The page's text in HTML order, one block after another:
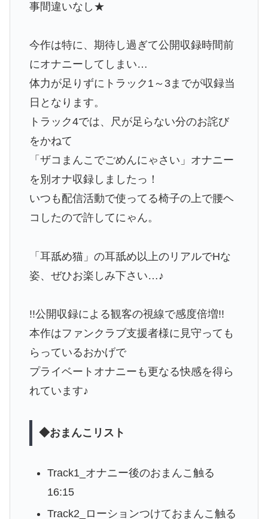
事間違いなし★
今作は特に、期待し過ぎて公開収録時間前
にオナニーしてしまい…
体力が足りずにトラック1～3までが収録当
日となります。
トラック4では、尺が足らない分のお詫び
をかねて
「ザコまんこでごめんにゃさい」オナニー
を別オナ収録しましたっ！
いつも配信活動で使ってる椅子の上で腰ヘ
コしたので許してにゃん。
「耳舐め猫」の耳舐め以上のリアルでHな
姿、ぜひお楽しみ下さい…♪
!!公開収録による観客の視線で感度倍増!!
本作はファンクラブ支援者様に見守っても
らっているおかげで
プライベートオナニーも更なる快感を得ら
れています♪
◆おまんこリスト
Track1_オナニー後のおまんこ触る
16:15
Track2_ローションつけておまんこ触る